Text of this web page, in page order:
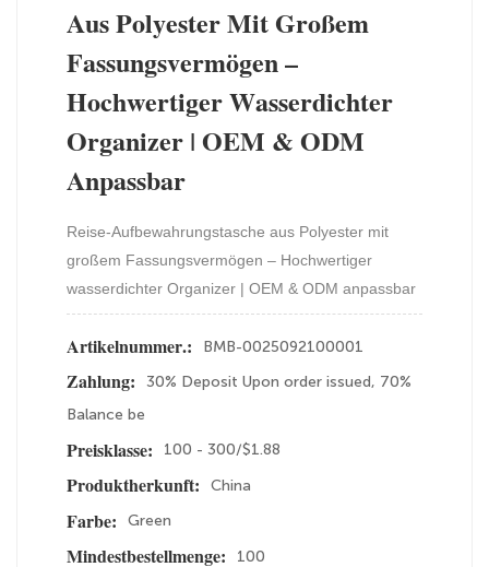
Aus Polyester Mit Großem
Fassungsvermögen –
Hochwertiger Wasserdichter
Organizer | OEM & ODM
Anpassbar
Reise-Aufbewahrungstasche aus Polyester mit
großem Fassungsvermögen – Hochwertiger
wasserdichter Organizer | OEM & ODM anpassbar
Artikelnummer.:
BMB-0025092100001
Zahlung:
30% Deposit Upon order issued, 70%
Balance be
Preisklasse:
100 - 300/$1.88
Produktherkunft:
China
Farbe:
Green
Mindestbestellmenge:
100